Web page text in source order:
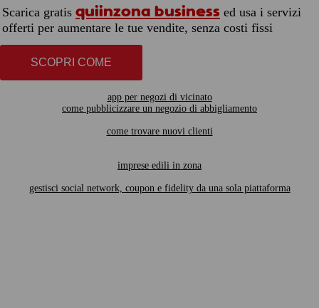
Scarica gratis quiinzona business ed usa i servizi
offerti per aumentare le tue vendite, senza costi fissi
SCOPRI COME
app per negozi di vicinato
come pubblicizzare un negozio di abbigliamento
come trovare nuovi clienti
imprese edili in zona
gestisci social network, coupon e fidelity da una sola piattaforma